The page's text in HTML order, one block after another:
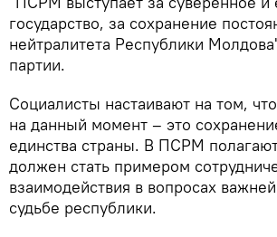
государство, за сохранение
нейтралитета Республики
партии.
Социалисты настаивают на том,
на данный момент – это
единства страны. В ПСРМ
должен стать примером
взаимодействия в вопросах
судьбе республики.